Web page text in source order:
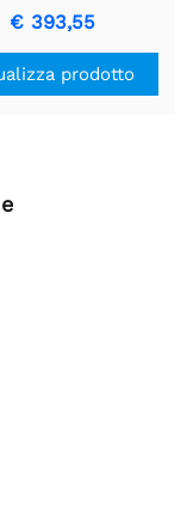
| Scheda video |
GPU | Nvidia
€ 393,55
prodotto